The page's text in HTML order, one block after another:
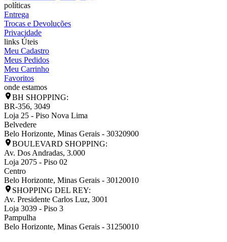
políticas
Entrega
Trocas e Devoluções
Privacidade
links Úteis
Meu Cadastro
Meus Pedidos
Meu Carrinho
Favoritos
onde estamos
BH SHOPPING:
BR-356, 3049
Loja 25 - Piso Nova Lima
Belvedere
Belo Horizonte, Minas Gerais - 30320900
BOULEVARD SHOPPING:
Av. Dos Andradas, 3.000
Loja 2075 - Piso 02
Centro
Belo Horizonte, Minas Gerais - 30120010
SHOPPING DEL REY:
Av. Presidente Carlos Luz, 3001
Loja 3039 - Piso 3
Pampulha
Belo Horizonte, Minas Gerais - 31250010